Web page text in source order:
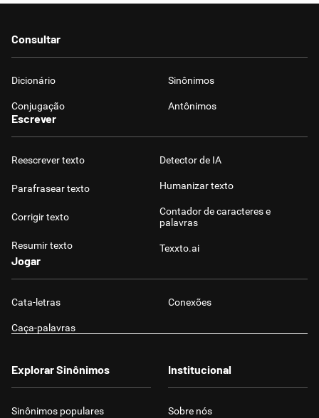
Consultar
Dicionário Sinônimos
Conjugação Antônimos
Escrever
Reescrever texto
Parafrasear texto
Corrigir texto
Resumir texto
Detector de IA
Humanizar texto
Contador de caracteres e
palavras
Texxto.ai
Jogar
Cata-letras Conexões
Caça-palavras
Explorar Sinônimos
Sinônimos populares
Institucional
Sobre nós